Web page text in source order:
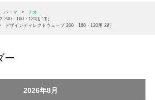
パーマ >
チオ
200・160・120用 2剤
デザインディレクトウェーブ 200・160・120用 2剤
ー
2026年8月